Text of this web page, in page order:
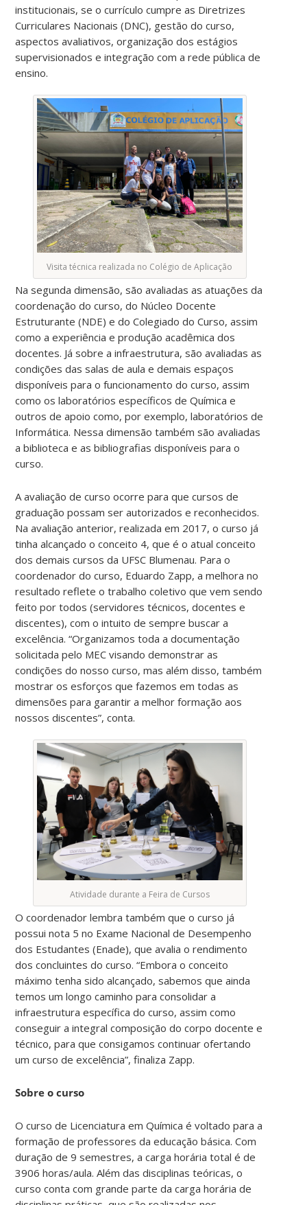
institucionais, se o currículo cumpre as Diretrizes
Curriculares Nacionais (DNC), gestão do curso,
aspectos avaliativos, organização dos estágios
supervisionados e integração com a rede pública de
ensino.
Visita técnica realizada no Colégio de Aplicação
Na segunda dimensão, são avaliadas as atuações da
coordenação do curso, do Núcleo Docente
Estruturante (NDE) e do Colegiado do Curso, assim
como a experiência e produção acadêmica dos
docentes. Já sobre a infraestrutura, são avaliadas as
condições das salas de aula e demais espaços
disponíveis para o funcionamento do curso, assim
como os laboratórios específicos de Química e
outros de apoio como, por exemplo, laboratórios de
Informática. Nessa dimensão também são avaliadas
a biblioteca e as bibliografias disponíveis para o
curso.
A avaliação de curso ocorre para que cursos de
graduação possam ser autorizados e reconhecidos.
Na avaliação anterior, realizada em 2017, o curso já
tinha alcançado o conceito 4, que é o atual conceito
dos demais cursos da UFSC Blumenau. Para o
coordenador do curso, Eduardo Zapp, a melhora no
resultado reflete o trabalho coletivo que vem sendo
feito por todos (servidores técnicos, docentes e
discentes), com o intuito de sempre buscar a
excelência. “Organizamos toda a documentação
solicitada pelo MEC visando demonstrar as
condições do nosso curso, mas além disso, também
mostrar os esforços que fazemos em todas as
dimensões para garantir a melhor formação aos
nossos discentes”, conta.
Atividade durante a Feira de Cursos
O coordenador lembra também que o curso já
possui nota 5 no Exame Nacional de Desempenho
dos Estudantes (Enade), que avalia o rendimento
dos concluintes do curso. “Embora o conceito
máximo tenha sido alcançado, sabemos que ainda
temos um longo caminho para consolidar a
infraestrutura específica do curso, assim como
conseguir a integral composição do corpo docente e
técnico, para que consigamos continuar ofertando
um curso de excelência”, finaliza Zapp.
Sobre o curso
O curso de Licenciatura em Química é voltado para a
formação de professores da educação básica. Com
duração de 9 semestres, a carga horária total é de
3906 horas/aula. Além das disciplinas teóricas, o
curso conta com grande parte da carga horária de